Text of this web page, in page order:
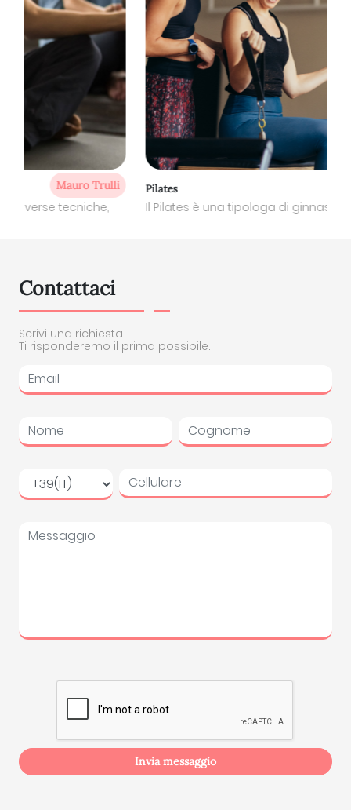
Pilates
Il Pilates è una tipologa di ginnastica rieducativa, pr...
Contattaci
Scrivi una richiesta.
Ti risponderemo il prima possibile.